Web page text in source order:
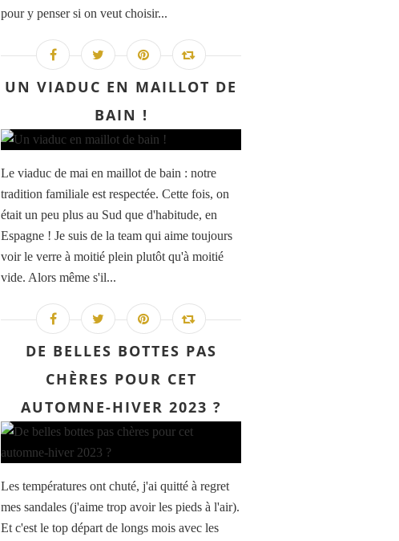
pour y penser si on veut choisir...
UN VIADUC EN MAILLOT DE
BAIN !
Le viaduc de mai en maillot de bain : notre
tradition familiale est respectée. Cette fois, on
était un peu plus au Sud que d'habitude, en
Espagne ! Je suis de la team qui aime toujours
voir le verre à moitié plein plutôt qu'à moitié
vide. Alors même s'il...
DE BELLES BOTTES PAS
CHÈRES POUR CET
AUTOMNE-HIVER 2023 ?
Les températures ont chuté, j'ai quitté à regret
mes sandales (j'aime trop avoir les pieds à l'air).
Et c'est le top départ de longs mois avec les